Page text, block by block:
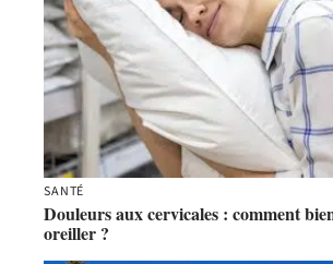
SANTÉ
Douleurs aux cervicales : comment
oreiller ?